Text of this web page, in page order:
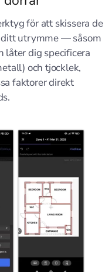
för att skissera de
utrymme — såsom
låter dig specificera
och tjocklek,
faktorer direkt